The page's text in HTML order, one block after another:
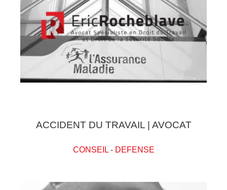
ACCIDENT DU TRAVAIL | AVOCAT
CONSEIL- DEFENSE